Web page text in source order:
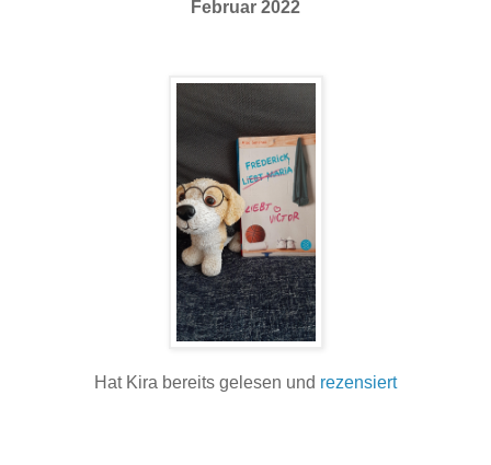
Februar 2022
Hat Kira bereits gelesen und rezensiert